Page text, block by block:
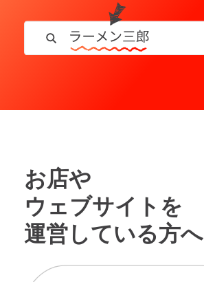
お店や
ウェブサイトを
運営している方へ